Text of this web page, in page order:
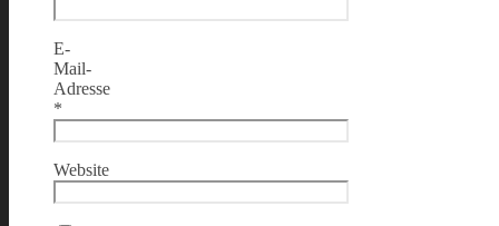
E-
Mail-
Adresse
*
Website